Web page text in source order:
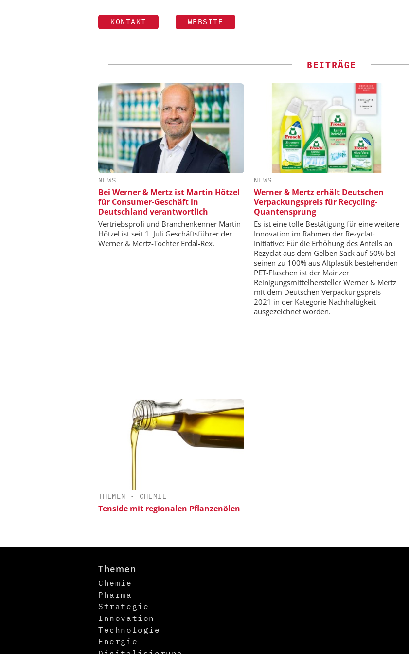
KONTAKT WEBSITE
BEITRÄGE
NEWS
Bei Werner & Mertz ist Martin Hötzel
für Consumer-Geschäft in
Deutschland verantwortlich
Vertriebsprofi und Branchenkenner Martin
Hötzel ist seit 1. Juli Geschäftsführer der
Werner & Mertz-Tochter Erdal-Rex.
NEWS
Werner & Mertz erhält Deutschen
Verpackungspreis für Recycling-
Quantensprung
Es ist eine tolle Bestätigung für eine weitere
Innovation im Rahmen der Rezyclat-
Initiative: Für die Erhöhung des Anteils an
Rezyclat aus dem Gelben Sack auf 50% bei
seinen zu 100% aus Altplastik bestehenden
PET-Flaschen ist der Mainzer
Reinigungsmittelhersteller Werner & Mertz
mit dem Deutschen Verpackungspreis
2021 in der Kategorie Nachhaltigkeit
ausgezeichnet worden.
THEMEN • CHEMIE
Tenside mit regionalen Pflanzenölen
Themen
Chemie
Pharma
Strategie
Innovation
Technologie
Energie